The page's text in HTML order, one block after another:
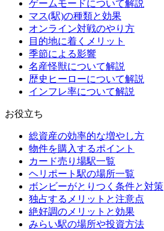
ゲームモードについて解説
マス(駅)の種類と効果
オンライン対戦のやり方
目的地に着くメリット
季節による影響
名産怪獣について解説
歴史ヒーローについて解説
インフレ率について解説
お役立ち
総資産の効率的な増やし方
物件を購入するポイント
カード売り場駅一覧
ヘリポート駅の場所一覧
ボンビーがとりつく条件と対策
独占するメリットと注意点
絶好調のメリットと効果
みらい駅の場所や投資方法